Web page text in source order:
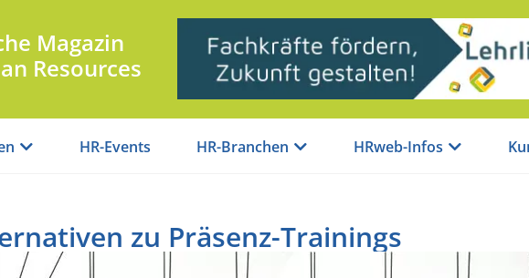
Magazin
Resources
HR-Events HR-Branchen HRweb-Infos
zu Präsenz-Trainings